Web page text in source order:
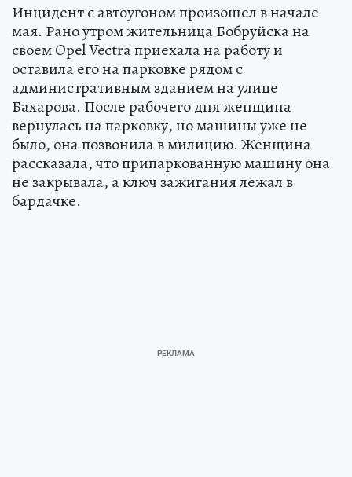
Инцидент с автоугоном произошел в начале
мая. Рано утром жительница Бобруйска на
своем Opel Vectra приехала на работу и
оставила его на парковке рядом с
административным зданием на улице
Бахарова. После рабочего дня женщина
вернулась на парковку, но машины уже не
было, она позвонила в милицию. Женщина
рассказала, что припаркованную машину она
не закрывала, а ключ зажигания лежал в
бардачке.